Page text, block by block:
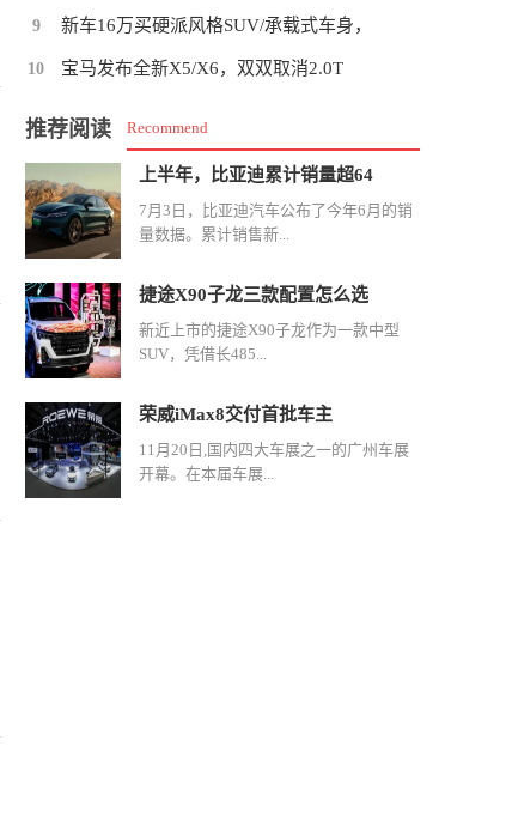
9 新车16万买硬派风格SUV/承载式车身，
10 宝马发布全新X5/X6，双双取消2.0T
推荐阅读 Recommend
上半年，比亚迪累计销量超64
7月3日，比亚迪汽车公布了今年6月的销
量数据。累计销售新...
捷途X90子龙三款配置怎么选
新近上市的捷途X90子龙作为一款中型
SUV，凭借长485...
荣威iMax8交付首批车主
11月20日,国内四大车展之一的广州车展
开幕。在本届车展...